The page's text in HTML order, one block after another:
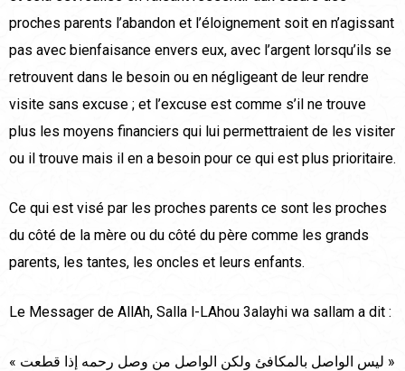
proches parents l’abandon et l’éloignement soit en n’agissant
pas avec bienfaisance envers eux, avec l’argent lorsqu’ils se
retrouvent dans le besoin ou en négligeant de leur rendre
visite sans excuse ; et l’excuse est comme s’il ne trouve
plus les moyens financiers qui lui permettraient de les visiter
ou il trouve mais il en a besoin pour ce qui est plus prioritaire.
Ce qui est visé par les proches parents ce sont les proches
du côté de la mère ou du côté du père comme les grands
parents, les tantes, les oncles et leurs enfants.
Le Messager de AllAh, Salla l-LAhou 3alayhi wa sallam a dit :
« ليس الواصل بالمكافئ ولكن الواصل من وصل رحمه إذا قطعت »